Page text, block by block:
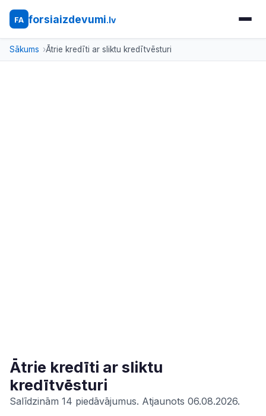
FA forsiaizdevumi.lv
Sākums Ātrie kredīti ar sliktu kredītvēsturi
Ātrie kredīti ar sliktu
kredītvēsturi
Salīdzinām 14 piedāvājumus. Atjaunots 06.08.2026.